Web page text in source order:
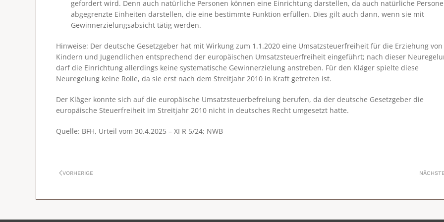
gefordert wird. Denn auch natürliche Personen können eine Einrichtung darstellen, da auch natürliche
abgegrenzte Einheiten darstellen, die eine bestimmte Funktion erfüllen. Dies gilt auch dann, wenn sie mit
Gewinnerzielungsabsicht tätig werden.
Hinweise: Der deutsche Gesetzgeber hat mit Wirkung zum 1.1.2020 eine Umsatzsteuerfreiheit für die Erziehung von
Kindern und Jugendlichen entsprechend der europäischen Umsatzsteuerfreiheit eingeführt; nach dieser
darf die Einrichtung allerdings keine systematische Gewinnerzielung anstreben. Für den Kläger spielte diese
Neuregelung keine Rolle, da sie erst nach dem Streitjahr 2010 in Kraft getreten ist.
Der Kläger konnte sich auf die europäische Umsatzsteuerbefreiung berufen, da der deutsche Gesetzgeber die
europäische Steuerfreiheit im Streitjahr 2010 nicht in deutsches Recht umgesetzt hatte.
Quelle: BFH, Urteil vom 30.4.2025 – XI R 5/24; NWB
VORHERIGE